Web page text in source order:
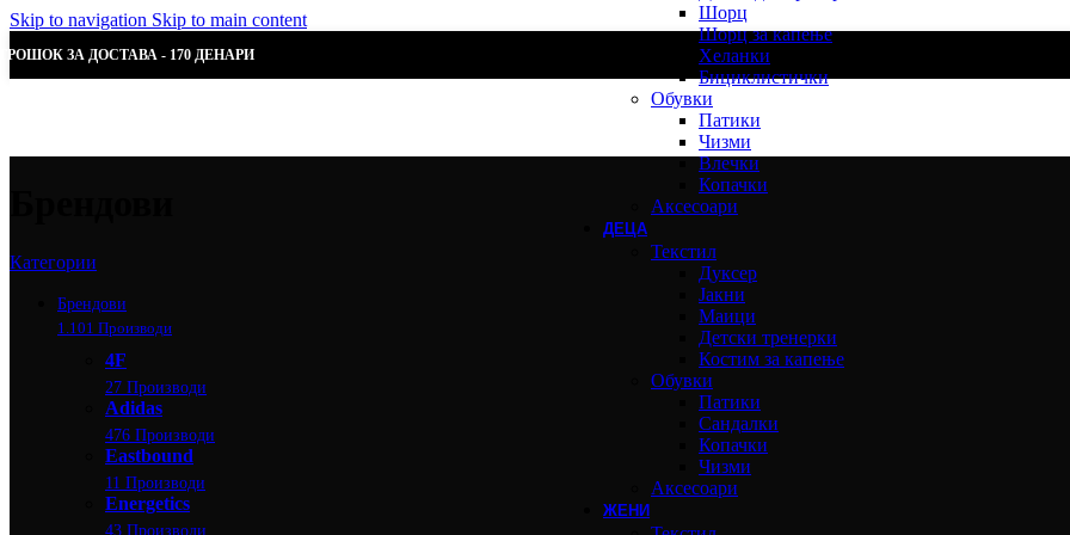
Skip to navigation Skip to main content
ЗА ДОСТАВА - 170 ДЕНАРИ
Шорц
Шорц за капење
Хеланки
Бициклистички
Обувки
Патики
Чизми
Влечки
Копачки
Аксесоари
ДЕЦА
Текстил
Дуксер
Јакни
Маици
Детски тренерки
Костим за капење
Обувки
Патики
Сандалки
Копачки
Чизми
Аксесоари
ЖЕНИ
Категории
Брендови
1.101 Производи
4F
27 Производи
Adidas
476 Производи
Eastbound
11 Производи
Energetics
43 Производи